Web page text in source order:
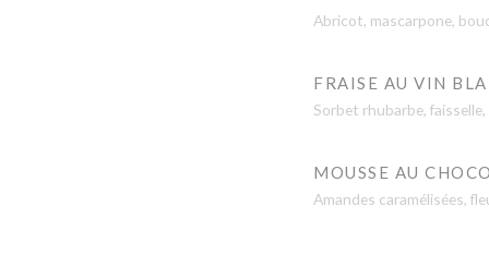
Abricot, mascarpone,
FRAISE AU VIN
Sorbet rhubarbe,
MOUSSE AU
Amandes caramélisées,